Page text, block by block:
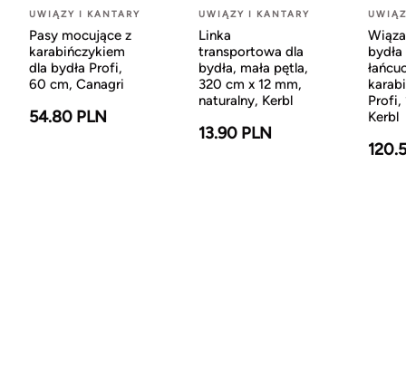
UWIĄZY I KANTARY
Pasy mocujące z
karabińczykiem
dla bydła Profi,
60 cm, Canagri
54.80 PLN
UWIĄZY I KANTARY
Linka
transportowa dla
bydła, mała pętla,
320 cm x 12 mm,
naturalny, Kerbl
13.90 PLN
bydła
Profi,
Kerbl